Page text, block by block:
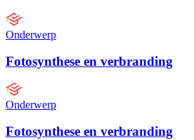
Onderwerp
Fotosynthese en verbranding
Onderwerp
Fotosynthese en verbranding